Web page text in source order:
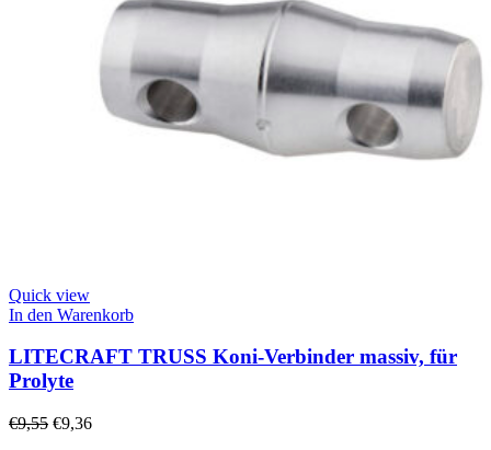
Quick view
In den Warenkorb
LITECRAFT TRUSS Koni-Verbinder massiv, für
Prolyte
€9,55 €9,36